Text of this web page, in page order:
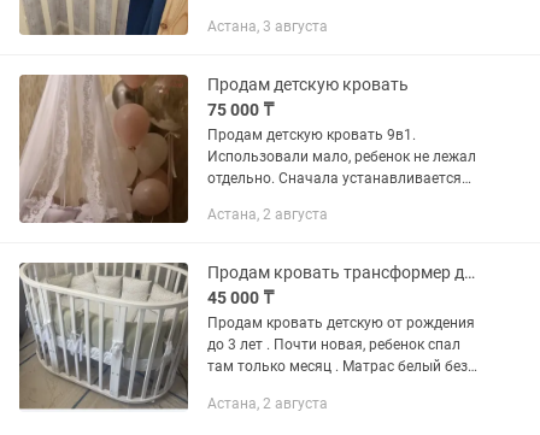
сначала в виде люльки, потом в виде
Астана, 3 августа
Продам детскую кровать
75 000 ₸
Продам детскую кровать 9в1.
Использовали мало, ребенок не лежал
отдельно. Сначала устанавливается
столик, затем уже увеличивается как
Астана, 2 августа
Продам кровать трансформер детская
45 000 ₸
Продам кровать детскую от рождения
до 3 лет . Почти новая, ребенок спал
там только месяц . Матрас белый без
формы люлька с качалкой , овальной
Астана, 2 августа